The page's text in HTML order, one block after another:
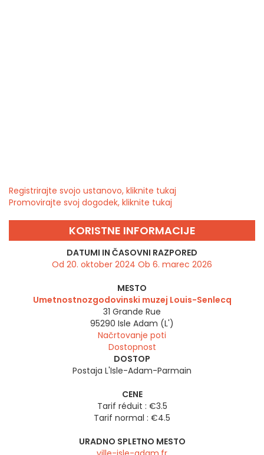
Registrirajte svojo ustanovo, kliknite tukaj
Promovirajte svoj dogodek, kliknite tukaj
KORISTNE INFORMACIJE
DATUMI IN ČASOVNI RAZPORED
Od 20. oktober 2024 Ob 6. marec 2026
MESTO
Umetnostnozgodovinski muzej Louis-Senlecq
31 Grande Rue
95290 Isle Adam (L')
Načrtovanje poti
Dostopnost
DOSTOP
Postaja L'Isle-Adam-Parmain
CENE
Tarif réduit : €3.5
Tarif normal : €4.5
URADNO SPLETNO MESTO